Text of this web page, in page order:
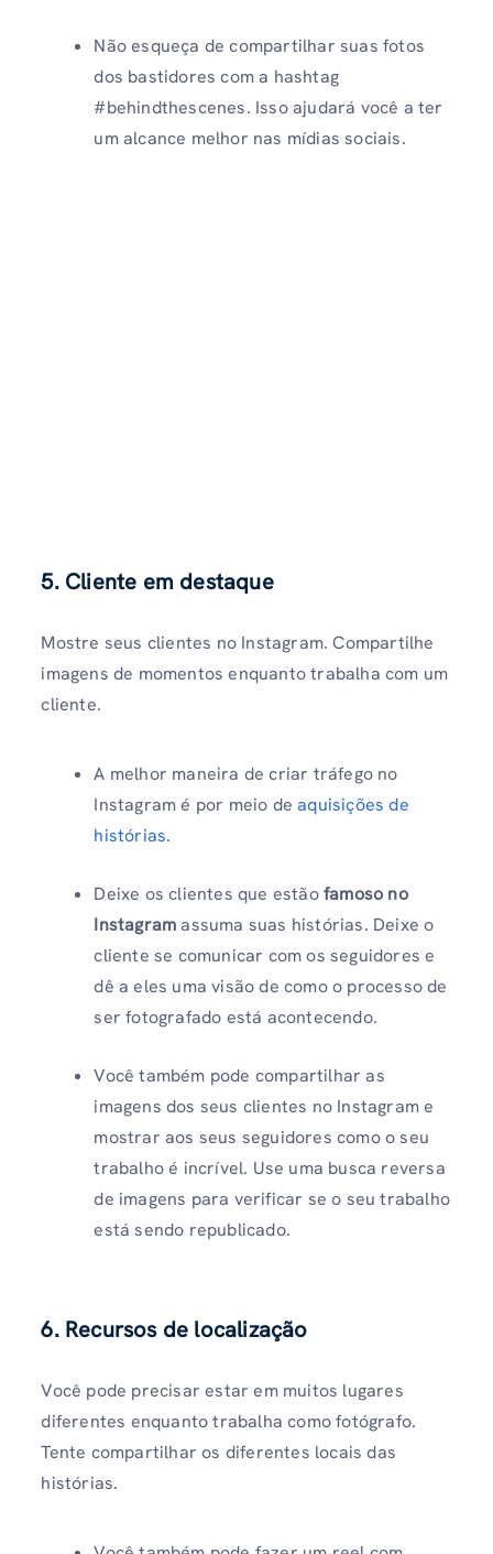
Não esqueça de compartilhar suas fotos
dos bastidores com a hashtag
#behindthescenes. Isso ajudará você a ter
um alcance melhor nas mídias sociais.
5. Cliente em destaque
Mostre seus clientes no Instagram. Compartilhe
imagens de momentos enquanto trabalha com um
cliente.
A melhor maneira de criar tráfego no
Instagram é por meio deaquisições de
histórias.
Deixe os clientes que estãofamoso no
Instagramassuma suas histórias. Deixe o
cliente se comunicar com os seguidores e
dê a eles uma visão de como o processo de
ser fotografado está acontecendo.
Você também pode compartilhar as
imagens dos seus clientes no Instagram e
mostrar aos seus seguidores como o seu
trabalho é incrível. Use uma busca reversa
de imagens para verificar se o seu trabalho
está sendo republicado.
6. Recursos de localização
Você pode precisar estar em muitos lugares
diferentes enquanto trabalha como fotógrafo.
Tente compartilhar os diferentes locais das
histórias.